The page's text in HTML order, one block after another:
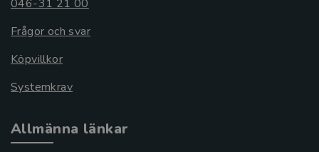
046-31 21 00
Frågor och svar
Köpvillkor
Systemkrav
Allmänna länkar